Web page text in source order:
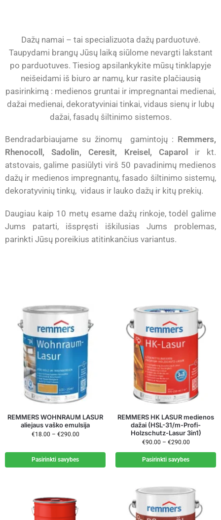
Dažų namai – tai specializuota dažų parduotuvė.
Taupydami brangų Jūsų laiką siūlome nevargti lakstant
po parduotuves. Tiesiog apsilankykite mūsų tinklapyje
neišeidami iš biuro ar namų, kur rasite plačiausią
pasirinkimą : medienos gruntai ir impregnantai medienai,
dažai medienai, dekoratyviniai tinkai, vidaus sienų ir lubų
dažai, fasadų šiltinimo sistemos.
Bendradarbiaujame su žinomų gamintojų : Remmers,
Rhenocoll, Sadolin, Ceresit, Kreisel, Caparol
ir kt.
atstovais, galime pasiūlyti virš 50 pavadinimų medienos
dažų ir medienos impregnantų, fasado šiltinimo sistemų,
dekoratyvinių tinkų, vidaus ir lauko dažų ir kitų prekių.
Daugiau kaip 10 metų esame dažų rinkoje, todėl galime
Jums patarti, išspręsti iškilusias Jums problemas,
parinkti Jūsų poreikius atitinkančius variantus.
REMMERS WOHNRAUM LASUR
aliejaus vaško emulsija
€18.00 – €290.00
Pasirinkti savybes
REMMERS HK LASUR medienos
dažai (HSL-31/m-Profi-
Holzschutz-Lasur 3in1)
€90.00 – €290.00
Pasirinkti savybes